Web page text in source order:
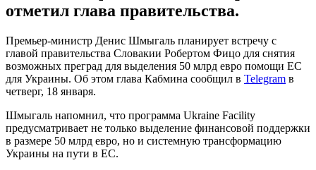
отметил глава правительства.
Премьер-министр Денис Шмыгаль планирует встречу с
главой правительства Словакии Робертом Фицо для снятия
возможных преград для выделения 50 млрд евро помощи ЕС
для Украины. Об этом глава Кабмина сообщил в Telegram в
четверг, 18 января.
Шмыгаль напомнил, что программа Ukraine Facility
предусматривает не только выделение финансовой поддержки
в размере 50 млрд евро, но и системную трансформацию
Украины на пути в ЕС.